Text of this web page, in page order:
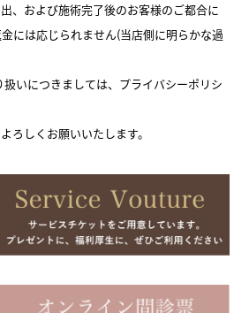
、および施術完了後のお客様のご都合に
には応じられません(当店側に明らかな過
いにつきましては、プライバシーポリシ
ろしくお願いいたします。